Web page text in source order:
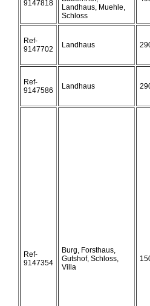
9147818
Landhaus, Muehle,
Schloss
Ref-
9147702
Landhaus
Ref-
9147586
Landhaus
Ref-
9147354
Burg, Forsthaus,
Gutshof, Schloss,
Villa